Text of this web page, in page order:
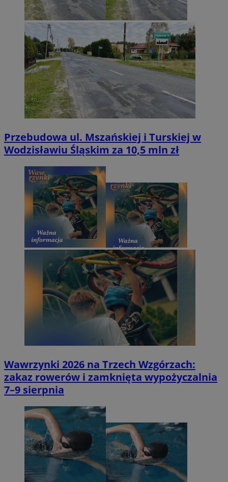
Przebudowa ul. Mszańskiej i Turskiej w
Wodzisławiu Śląskim za 10,5 mln zł
Wawrzynki 2026 na Trzech Wzgórzach:
zakaz rowerów i zamknięta wypożyczalnia
7–9 sierpnia